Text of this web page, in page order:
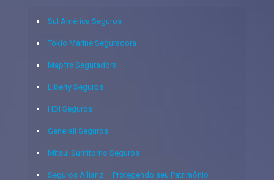
Sul América Seguros
Tokio Marine Seguradora
Mapfre Seguradora
Liberty Seguros
HDI Seguros
Generali Seguros
Mitsui Sumitomo Seguros
Seguros Allianz – Protegendo seu Patrimônio